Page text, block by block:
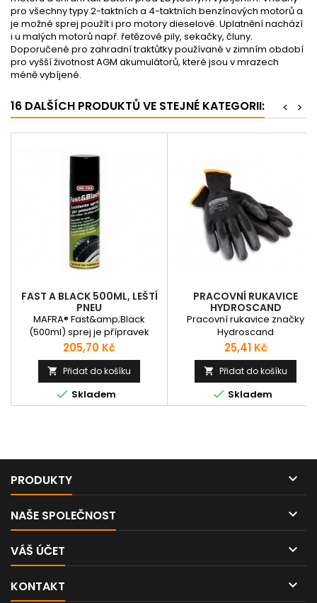
pro všechny typy 2-taktních a 4-taktních benzínových motorů a
je možné sprej použít i pro motory dieselové. Uplatnění nachází
i u malých motorů např. řetězové pily, sekačky, čluny.
Doporučené pro zahradní traktůtky používané v zimním období
pro vyšší životnost AGM akumulátorů, které jsou v mrazech
méně vybíjené.
16 DALŠÍCH PRODUKTŮ VE STEJNÉ KATEGORII: >
<
FAST A BLACK 500ML, LEŠTÍ
PNEU
MAFRA® Fast&amp;Black
(500ml) sprej je přípravek
přímo určený na ochranu i
čištění pneumatik.
Jednoduché a rychlé použití
na pneumatiku -prostě
nastříkáte v libovolné poloze a
speciální ventil Vám zajistí
odolává mnohonásobnému
ochrana pak omezuje...
Cena
205,70 Kč
 Přidat do košíku
 Skladem
PRACOVNÍ RUKAVICE
HYDROSCAND
Pracovní rukavice značky
Hydroscand
Cena
25,41 Kč
 Přidat do košíku
 Skladem
PRODUKTY 
NAŠE SPOLEČNOST 
VÁŠ ÚČET 
KONTAKT 